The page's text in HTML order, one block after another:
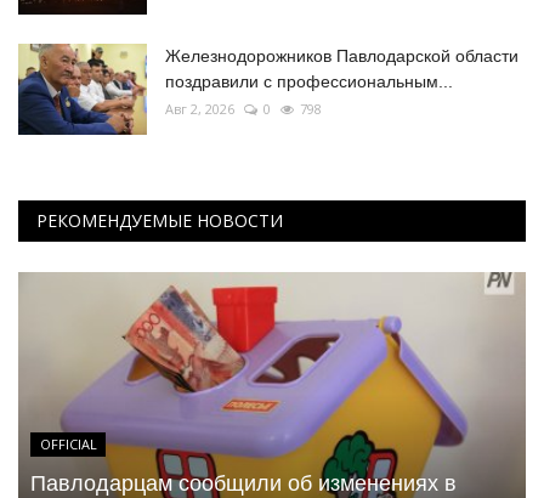
Железнодорожников Павлодарской области
поздравили с профессиональным...
Авг 2, 2026 0 798
РЕКОМЕНДУЕМЫЕ НОВОСТИ
OFFICIAL
Павлодарцам сообщили об изменениях в